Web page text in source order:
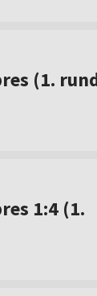
(1.
1:4 (1.